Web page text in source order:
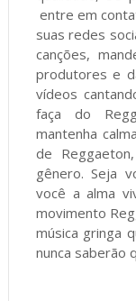
entre em
suas redes
canções,
produtores e
vídeos
faça do
mantenha
de
gênero. Seja
você a alma
movimento
música gringa
nunca saberão